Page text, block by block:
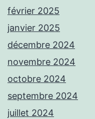
février 2025
janvier 2025
décembre 2024
novembre 2024
octobre 2024
septembre 2024
juillet 2024